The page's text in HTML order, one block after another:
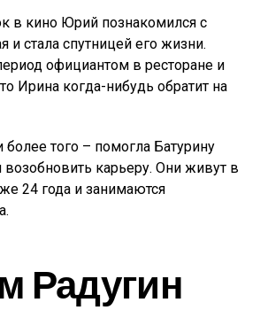
в кино Юрий познакомился с
и стала спутницей его жизни.
официантом в ресторане и
Ирина когда-нибудь обратит на
более того – помогла Батурину
возобновить карьеру. Они живут в
24 года и занимаются
Радугин